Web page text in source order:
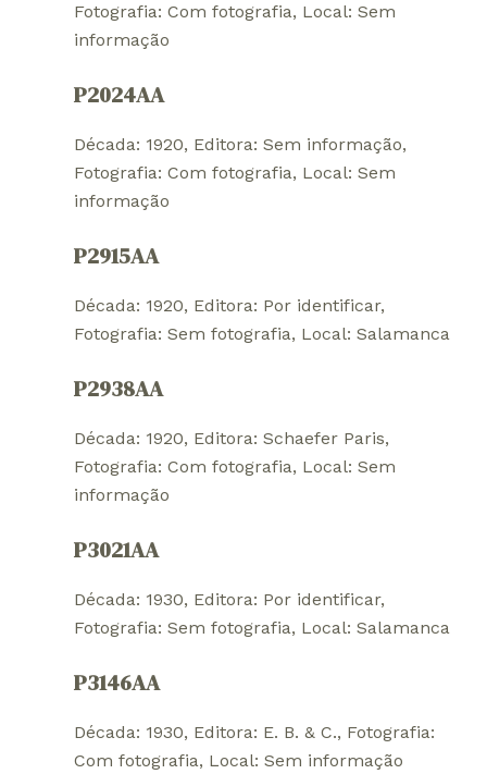
Fotografia: Com fotografia, Local: Sem
informação
P2024AA
Década: 1920, Editora: Sem informação
Fotografia: Com fotografia, Local: Sem
informação
P2915AA
Década: 1920, Editora: Por identificar
Fotografia: Sem fotografia, Local: Salamanca
P2938AA
Década: 1920, Editora: Schaefer Paris
Fotografia: Com fotografia, Local: Sem
informação
P3021AA
Década: 1930, Editora: Por identificar
Fotografia: Sem fotografia, Local: Salamanca
P3146AA
Década: 1930, Editora: E. B. & C., Fotografia:
Com fotografia, Local: Sem informação